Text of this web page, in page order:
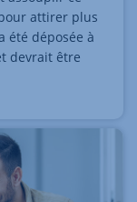
attirer plus
été déposée à
devrait être